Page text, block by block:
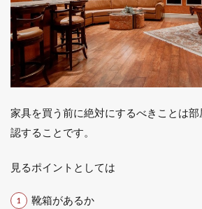
ス
パ
の
い
い
お
店
選
2.1
トリ
2.ZARA
家具を買う前に絶対にするべきことは
認することです。
見るポイントとしては
靴箱があるか